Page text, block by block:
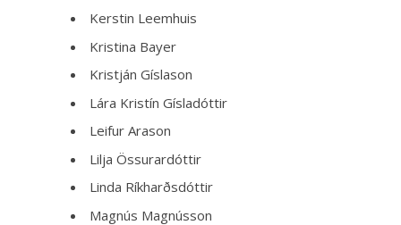
Kerstin Leemhuis
Kristina Bayer
Kristján Gíslason
Lára Kristín Gísladóttir
Leifur Arason
Lilja Össurardóttir
Linda Ríkharðsdóttir
Magnús Magnússon